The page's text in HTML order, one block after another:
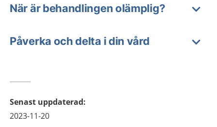
När är behandlingen olämplig?
Påverka och delta i din vård
Senast uppdaterad:
2023-11-20